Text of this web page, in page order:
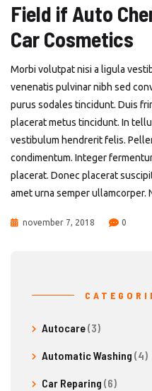
Field if Auto
Car Cosmetics
Morbi volutpat nisi a ligula
venenatis pulvinar nibh sed
purus sodales tincidunt. Duis
placerat metus tincidunt. In
vestibulum hendrerit felis.
condimentum. Integer
placerat. Donec placerat
amet urna semper ullamcorper.
november 7, 2018 0
Autocare(3)
Automatic Washing (4)
Car Reparing (6)